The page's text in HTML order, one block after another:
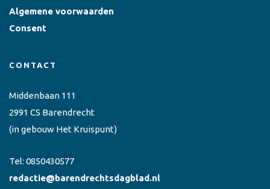
Algemene voorwaarden
Consent
CONTACT
Middenbaan 111
2991 CS Barendrecht
(in gebouw Het Kruispunt)
Tel: 0850430577
redactie@barendrechtsdagblad.nl